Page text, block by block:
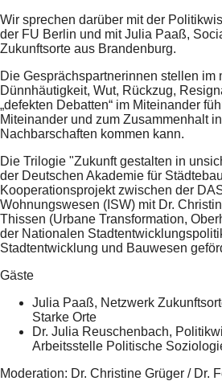
Wir sprechen darüber mit der
der FU Berlin und mit Julia Paaß,
Zukunftsorte aus Brandenburg.
Die Gesprächspartnerinnen stellen
Dünnhäutigkeit, Wut, Rückzug,
„defekten Debatten“ im Miteinander
Miteinander und zum Zusammenhalt
Nachbarschaften kommen kann.
Die Trilogie "Zukunft gestalten in
der Deutschen Akademie für
Kooperationsprojekt zwischen der
Wohnungswesen (ISW) mit Dr.
Thissen (Urbane Transformation,
der Nationalen
Stadtentwicklung und Bauwesen
Gäste
Julia Paaß, Netzwerk
Starke Orte
Dr. Julia Reuschenbach,
Arbeitsstelle Politische
Moderation: Dr. Christine Grüger / Dr.